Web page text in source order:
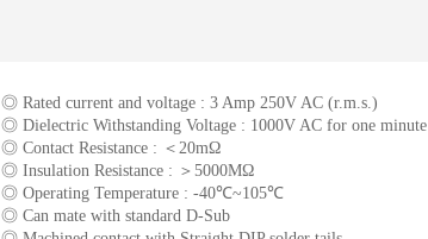
◎ Rated current and voltage : 3 Amp 250V AC (r.m.s.)
◎ Dielectric Withstanding Voltage : 1000V AC for one minute
◎ Contact Resistance : ＜20mΩ
◎ Insulation Resistance : ＞5000MΩ
◎ Operating Temperature : -40℃~105℃
◎ Can mate with standard D-Sub